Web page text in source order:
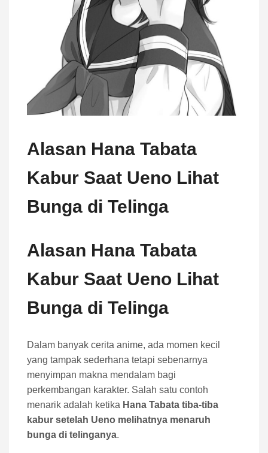
Alasan Hana Tabata
Kabur Saat Ueno Lihat
Bunga di Telinga
Alasan Hana Tabata
Kabur Saat Ueno Lihat
Bunga di Telinga
Dalam banyak cerita anime, ada momen kecil
yang tampak sederhana tetapi sebenarnya
menyimpan makna mendalam bagi
perkembangan karakter. Salah satu contoh
menarik adalah ketika Hana Tabata tiba-tiba
kabur setelah Ueno melihatnya menaruh
bunga di telinganya.